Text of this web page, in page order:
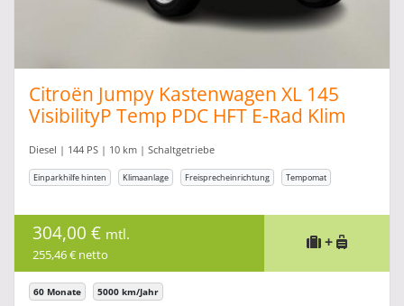
Citroën Jumpy Kastenwagen XL 145
VisibilityP Temp PDC HFT E-Rad Klim
Diesel | 144 PS | 10 km | Schaltgetriebe
Einparkhilfe hinten Klimaanlage Freisprecheinrichtung Tempomat
304,00 € mtl.
255,46 € netto
+
60 Monate 5000 km/Jahr